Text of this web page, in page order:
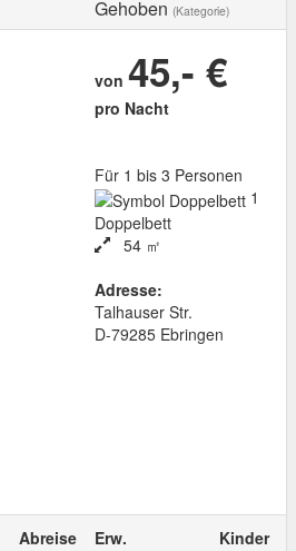
Gehoben (Kategorie)
von 45,- €
pro Nacht
Für 1 bis 3 Personen
1
Doppelbett
54 ㎡
Adresse:
Talhauser Str.
D-79285Ebringen
Abreise Erw. Kinder